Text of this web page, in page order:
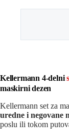
Kellermann 4-delni
maskirni dezen
Kellermann set za
uredne i negovane
poslu ili tokom